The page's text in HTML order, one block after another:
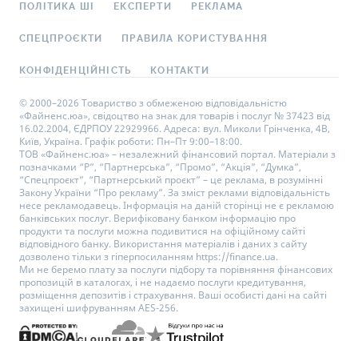
ПОЛІТИКА ШІ ЕКСПЕРТИ РЕКЛАМА
СПЕЦПРОЄКТИ ПРАВИЛА КОРИСТУВАННЯ
КОНФІДЕНЦІЙНІСТЬ КОНТАКТИ
© 2000–2026 Товариство з обмеженою відповідальністю
«Файненс.юа», свідоцтво на знак для товарів і послуг № 37423 від
16.02.2004, ЄДРПОУ 22929966. Адреса: вул. Миколи Грінченка, 4В,
Київ, Україна. Графік роботи: Пн–Пт 9:00–18:00.
ТОВ «Файненс.юа» – незалежний фінансовий портал. Матеріали з
позначками “Р”, “Партнерська”, “Промо”, “Акція”, “Думка”,
“Спецпроєкт”, “Партнерський проєкт” – це реклама, в розумінні
Закону України “Про рекламу”. За зміст реклами відповідальність
несе рекламодавець. Інформація на даній сторінці не є рекламою
банківських послуг. Верифіковану банком інформацію про
продукти та послуги можна подивитися на офіційному сайті
відповідного банку. Використання матеріалів і даних з сайту
дозволено тільки з гіперпосиланням https://finance.ua.
Ми не беремо плату за послуги підбору та порівняння фінансових
пропозицій в каталогах, і не надаємо послуги кредитування,
розміщення депозитів і страхування. Ваші особисті дані на сайті
захищені шифруванням AES-256.